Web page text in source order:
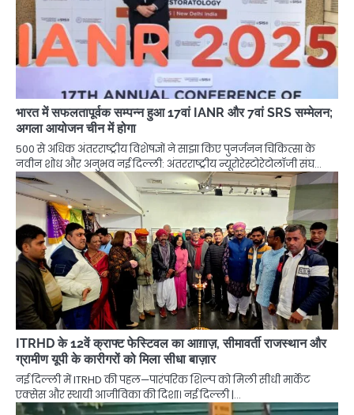
भारत में सफलतापूर्वक सम्पन्न हुआ 17वां IANR और 7वां SRS सम्मेलन;
अगला आयोजन चीन में होगा
500 से अधिक अंतरराष्ट्रीय विशेषज्ञों ने साझा किए पुनर्जनन चिकित्सा के
नवीन शोध और अनुभव नई दिल्ली: अंतरराष्ट्रीय न्यूरोरेस्टोरेटोलॉजी संघ…
ITRHD के 12वें क्राफ्ट फेस्टिवल का आग़ाज़, सीमावर्ती राजस्थान और
ग्रामीण यूपी के कारीगरों को मिला सीधा बाज़ार
नई दिल्ली में ITRHD की पहल—पारंपरिक शिल्प को मिली सीधी मार्केट
एक्सेस और स्थायी आजीविका की दिशा। नई दिल्ली |…